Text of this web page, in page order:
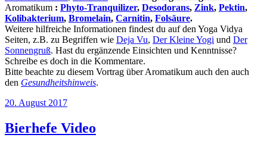
Aromatikum : Phyto-Tranquilizer, Desodorans, Zink, Pektin,
Kolibakterium, Bromelain, Carnitin, Folsäure.
Weitere hilfreiche Informationen findest du auf den Yoga Vidya
Seiten, z.B. zu Begriffen wie Deja Vu, Der Kleine Yogi und Der
Sonnengruß. Hast du ergänzende Einsichten und Kenntnisse?
Schreibe es doch in die Kommentare.
Bitte beachte zu diesem Vortrag über Aromatikum auch den auch
den Gesundheitshinweis.
Veröffentlicht
20. August 2017
Bierhefe Video